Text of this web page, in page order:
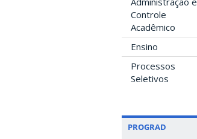
Controle
Acadêmico
Ensino
Processos
Seletivos
PROGRAD